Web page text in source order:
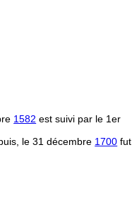
1582 est suivi par le 1er
le 31 décembre 1700 fut